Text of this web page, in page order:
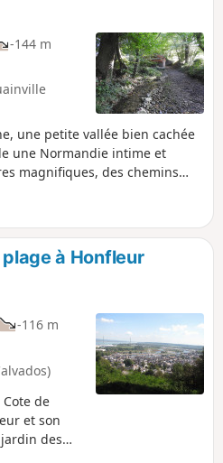
-144 m
une petite vallée bien cachée
une Normandie intime et
magnifiques, des chemins
n'est pas balisé, d'où son
géolocalisation est donc
à Honfleur
-116 m
de
et son
des